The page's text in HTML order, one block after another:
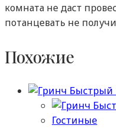
комната не даст
потанцевать не
Похожие
Быстрый
Гостиные